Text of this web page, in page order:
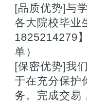
[品质优势]与
各大院校毕业
1825214279
单）
[保密优势]我
于在充分保护
务。完成交易